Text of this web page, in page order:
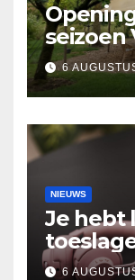
seizoen
6
NIEUWS
Je hebt
2025
6